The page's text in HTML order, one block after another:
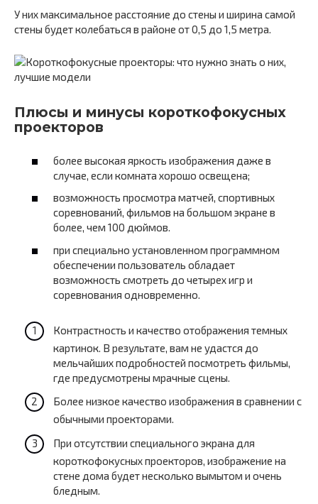
У них максимальное расстояние до стены и ширина самой
стены будет колебаться в районе от 0,5 до 1,5 метра.
Плюсы и минусы короткофокусных
проекторов
более высокая яркость изображения даже в
случае, если комната хорошо освещена;
возможность просмотра матчей, спортивных
соревнований, фильмов на большом экране в
более, чем 100 дюймов.
при специально установленном программном
обеспечении пользователь обладает
возможность смотреть до четырех игр и
соревнования одновременно.
Контрастность и качество отображения темных
картинок. В результате, вам не удастся до
мельчайших подробностей посмотреть фильмы,
где предусмотрены мрачные сцены.
Более низкое качество изображения в сравнении с
обычными проекторами.
При отсутствии специального экрана для
короткофокусных проекторов, изображение на
стене дома будет несколько вымытом и очень
бледным.